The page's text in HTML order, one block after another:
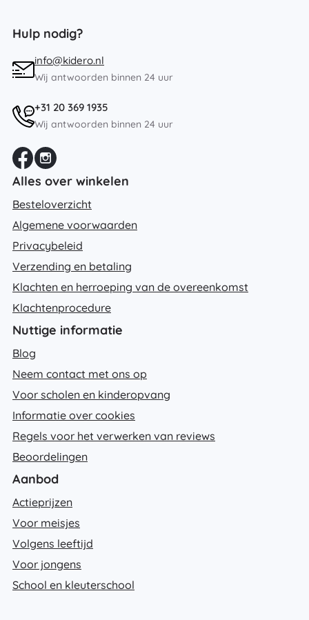
Hulp nodig?
info@kidero.nl
Wij antwoorden binnen 24 uur
+31 20 369 1935
Wij antwoorden binnen 24 uur
Alles over winkelen
Besteloverzicht
Algemene voorwaarden
Privacybeleid
Verzending en betaling
Klachten en herroeping van de overeenkomst
Klachtenprocedure
Nuttige informatie
Blog
Neem contact met ons op
Voor scholen en kinderopvang
Informatie over cookies
Regels voor het verwerken van reviews
Beoordelingen
Aanbod
Actieprijzen
Voor meisjes
Volgens leeftijd
Voor jongens
School en kleuterschool